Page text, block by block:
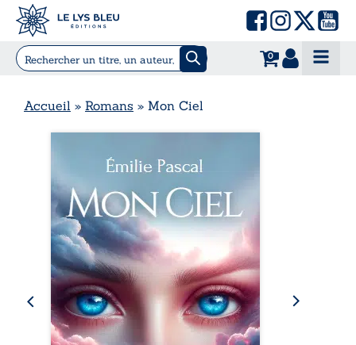
0
Accueil » Romans » Mon Ciel